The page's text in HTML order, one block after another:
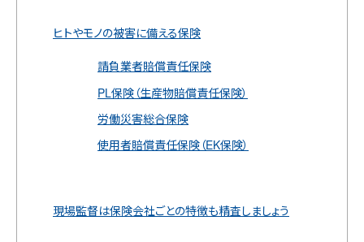
ヒトやモノの被害に備える保険
請負業者賠償責任保険
PL保険（生産物賠償責任保険）
労働災害総合保険
使用者賠償責任保険（EK保険）
現場監督は保険会社ごとの特徴も精査しましょう